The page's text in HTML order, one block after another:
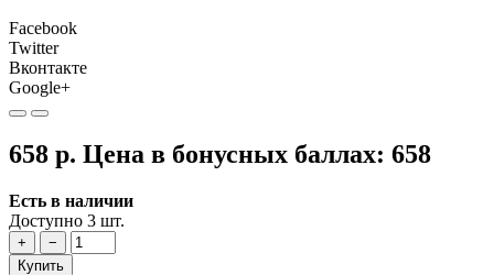
Facebook
Twitter
Вконтакте
Google+
658 р. Цена в бонусных баллах: 658
Есть в наличии
Доступно 3 шт.
+
−
Купить